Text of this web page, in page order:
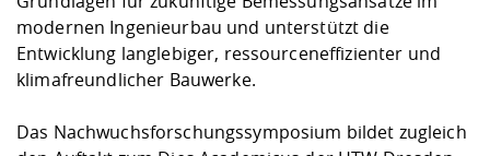
modernen Ingenieurbau und unterstützt die
Entwicklung langlebiger, ressourceneffizienter und
klimafreundlicher Bauwerke.
Das Nachwuchsforschungssymposium bildet zugleich